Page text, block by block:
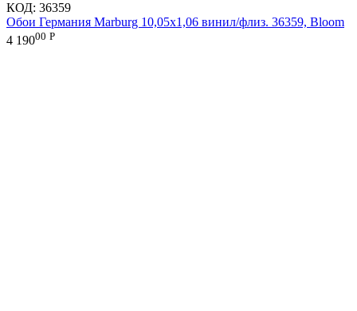
КОД: 36359
Обои Германия Marburg 10,05x1,06 винил/флиз. 36359, Bloom
4 19000 Р